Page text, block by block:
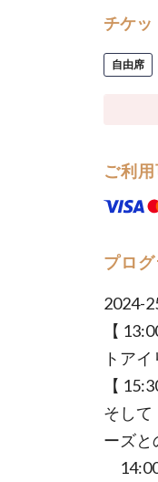
チケッ
自由席
ご利
プロ
2024-
【
トア
【
そして
ーズと